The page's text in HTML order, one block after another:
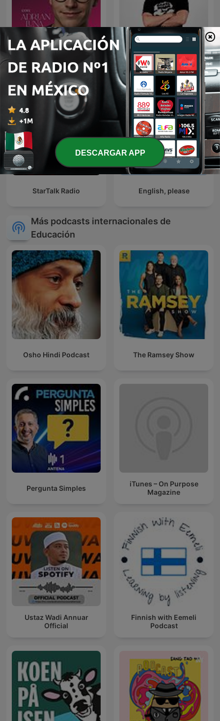
Mente Maestra Podcast Diego Ruzzarin
StarTalk Radio English, please
Más podcasts internacionales de
Educación
Osho Hindi Podcast The Ramsey Show
Pergunta Simples
iTunes – On Purpose
Magazine
Ustaz Wadi Annuar
Official
Finnish with Eemeli
Podcast
DESCARGAR APP